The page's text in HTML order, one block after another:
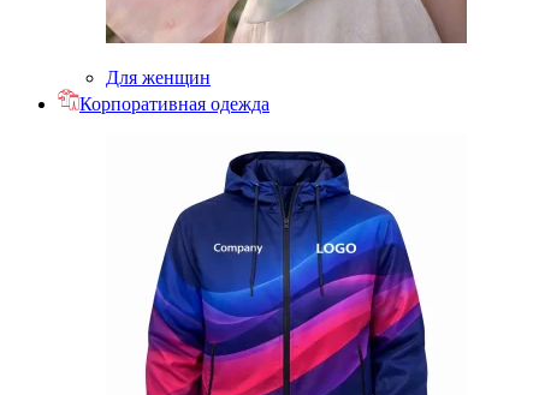
Для женщин
Корпоративная одежда